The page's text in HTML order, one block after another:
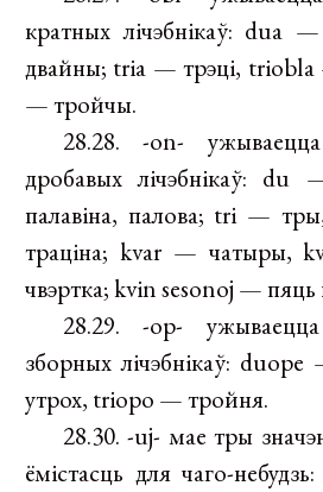
кратных лічэбнікаў: dua
двайны; tria — трэці,
— тройчы.
28.28. -on-
дробавых лічэбнікаў:
палавіна, палова; tri —
траціна; kvar — чатыры,
чвэртка; kvin sesonoj —
28.29. -op-
зборных лічэбнікаў:
утрох, triopo — тройня.
28.30. -uj- мае тры
ёмістасць для чаго-